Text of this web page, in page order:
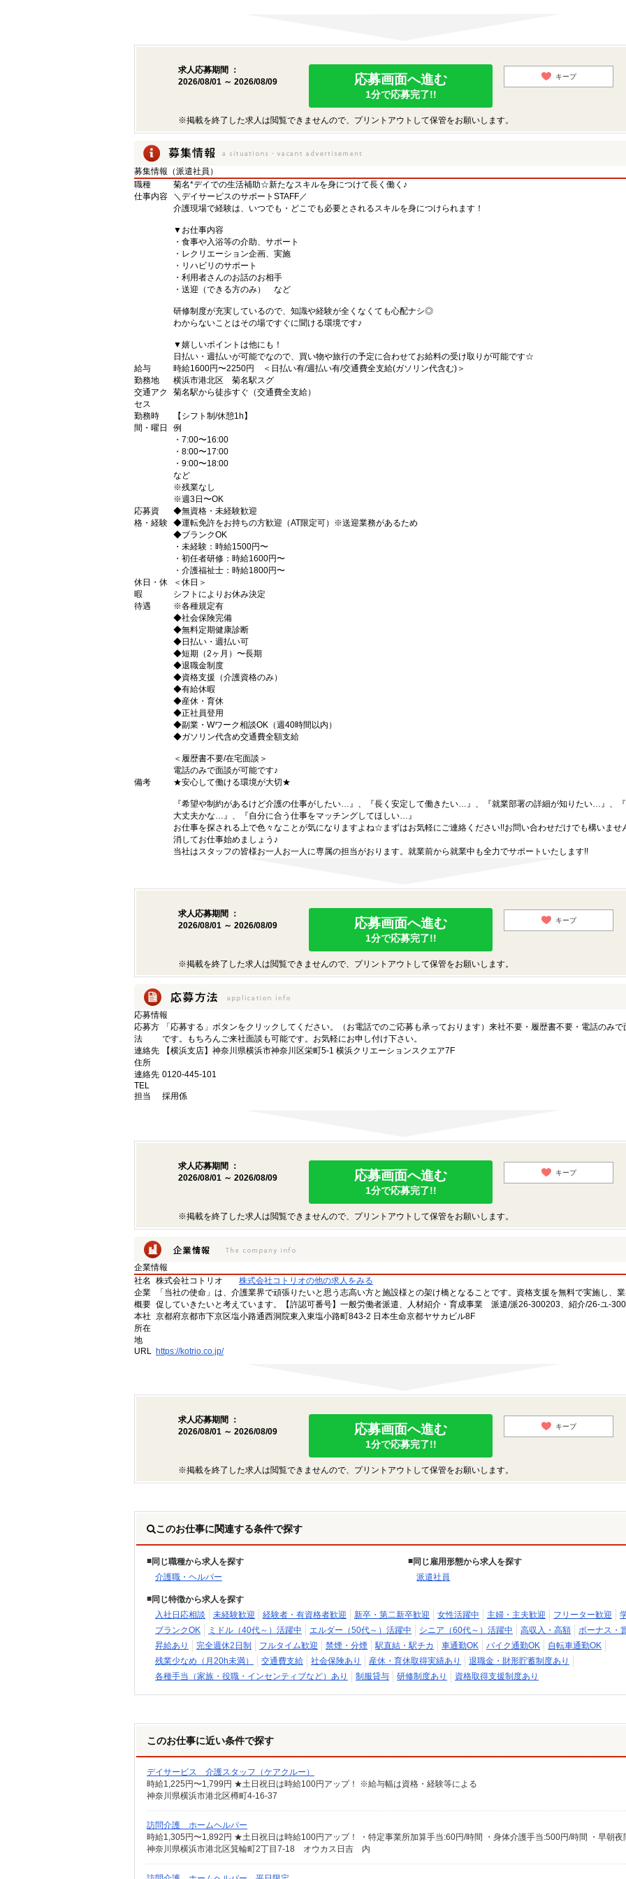
求人応募期間 ：
2026/08/01 ～ 2026/08/09
応募画面へ進む
1分で応募完了!!
キープ
※掲載を終了した求人は閲覧できませんので、プリントアウトして保管をお願いします。
募集情報（派遣社員）
職種
菊名*デイでの生活補助☆新たなスキルを身につけて長く働く♪
仕事内容
＼デイサービスのサポートSTAFF／
介護現場で経験は、いつでも・どこでも必要とされるスキルを身につけられます！
▼お仕事内容
・食事や入浴等の介助、サポート
・レクリエーション企画、実施
・リハビリのサポート
・利用者さんのお話のお相手
・送迎（できる方のみ） など
研修制度が充実しているので、知識や経験が全くなくても心配ナシ◎
わからないことはその場ですぐに聞ける環境です♪
▼嬉しいポイントは他にも！
日払い・週払いが可能でなので、買い物や旅行の予定に合わせてお給料の受け取りが可能です☆
給与
時給1600円〜2250円 ＜日払い有/週払い有/交通費全支給(ガソリン代含む)＞
勤務地
横浜市港北区 菊名駅スグ
交通アク
セス
菊名駅から徒歩すぐ（交通費全支給）
勤務時
間・曜日
【シフト制/休憩1h】
例
・7:00〜16:00
・8:00〜17:00
・9:00〜18:00
など
※残業なし
※週3日〜OK
応募資
格・経験
◆無資格・未経験歓迎
◆運転免許をお持ちの方歓迎（AT限定可）※送迎業務があるため
◆ブランクOK
・未経験：時給1500円〜
・初任者研修：時給1600円〜
・介護福祉士：時給1800円〜
休日・休
暇
＜休日＞
シフトによりお休み決定
待遇
※各種規定有
◆社会保険完備
◆無料定期健康診断
◆日払い・週払い可
◆短期（2ヶ月）〜長期
◆退職金制度
◆資格支援（介護資格のみ）
◆有給休暇
◆産休・育休
◆正社員登用
◆副業・Wワーク相談OK（週40時間以内）
◆ガソリン代含め交通費全額支給
＜履歴書不要/在宅面談＞
電話のみで面談が可能です♪
備考
★安心して働ける環境が大切★
『希望や制約があるけど介護の仕事がしたい…』、『長く安定して働きたい…』、『就業部署の詳細が知りたい…』、
大丈夫かな…』、『自分に合う仕事をマッチングしてほしい…』
お仕事を探される上で色々なことが気になりますよね☆まずはお気軽にご連絡ください!!お問い合わせだけでも構いませ
消してお仕事始めましょう♪
当社はスタッフの皆様お一人お一人に専属の担当がおります。就業前から就業中も全力でサポートいたします!!
求人応募期間 ：
2026/08/01 ～ 2026/08/09
応募画面へ進む
1分で応募完了!!
キープ
※掲載を終了した求人は閲覧できませんので、プリントアウトして保管をお願いします。
応募情報
応募方
法
「応募する」ボタンをクリックしてください。（お電話でのご応募も承っております）来社不要・履歴書不要・電話のみで
です。もちろんご来社面談も可能です。お気軽にお申し付け下さい。
連絡先
住所
【横浜支店】神奈川県横浜市神奈川区栄町5-1 横浜クリエーションスクエア7F
連絡先
TEL
0120-445-101
担当 採用係
求人応募期間 ：
2026/08/01 ～ 2026/08/09
応募画面へ進む
1分で応募完了!!
キープ
※掲載を終了した求人は閲覧できませんので、プリントアウトして保管をお願いします。
企業情報
社名
株式会社コトリオ
株式会社コトリオの他の求人をみる
企業
概要
「当社の使命」は、介護業界で頑張りたいと思う志高い方と施設様との架け橋となることです。資格支援を無料で実施し、
促していきたいと考えています。【許認可番号】一般労働者派遣、人材紹介・育成事業 派遣/派26-300203、紹介/26-ユ-
本社
所在
地
京都府京都市下京区塩小路通西洞院東入東塩小路町843-2 日本生命京都ヤサカビル8F
URL https://kotrio.co.jp/
求人応募期間 ：
2026/08/01 ～ 2026/08/09
応募画面へ進む
1分で応募完了!!
キープ
※掲載を終了した求人は閲覧できませんので、プリントアウトして保管をお願いします。
このお仕事に関連する条件で探す
同じ職種から求人を探す
介護職・ヘルパー
同じ雇用形態から求人を探す
派遣社員
同じ特徴から求人を探す
入社日応相談
未経験歓迎 経験者・有資格者歓迎 新卒・第二新卒歓迎 女性活躍中 主婦・主夫歓迎 フリーター歓迎
ブランクOK
ミドル（40代～）活躍中 エルダー（50代～）活躍中 シニア（60代～）活躍中 高収入・高額
ボーナス・
昇給あり
完全週休2日制 フルタイム歓迎 禁煙・分煙 駅直結・駅チカ 車通勤OK バイク通勤OK
自転車通勤OK
残業少なめ（月20h未満）
交通費支給 社会保険あり 産休・育休取得実績あり
退職金・財形貯蓄制度あり
各種手当（家族・役職・インセンティブなど）あり
制服貸与 研修制度あり 資格取得支援制度あり
このお仕事に近い条件で探す
デイサービス 介護スタッフ（ケアクルー）
時給1,225円〜1,799円 ★土日祝日は時給100円アップ！ ※給与幅は資格・経験等による
神奈川県横浜市港北区樽町4-16-37
訪問介護 ホームヘルパー
神奈川県横浜市港北区箕輪町2丁目7-18 オウカス日吉 内